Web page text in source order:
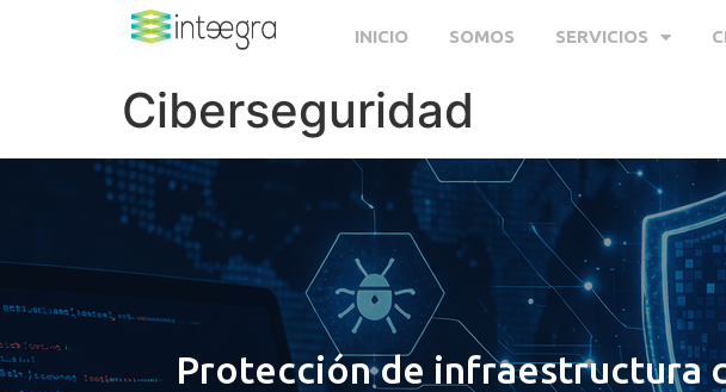
INICIO SOMOS SERVICIOS
Ciberseguridad
Protección de infraestructura